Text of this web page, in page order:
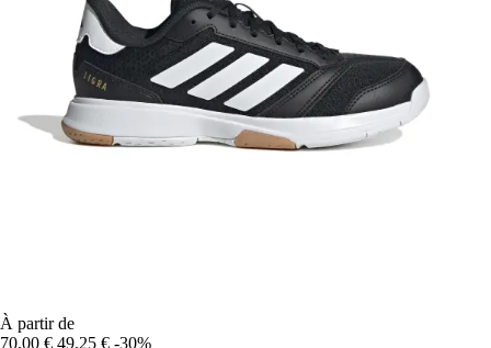
À partir de
70,00 € 49,25 € -30%